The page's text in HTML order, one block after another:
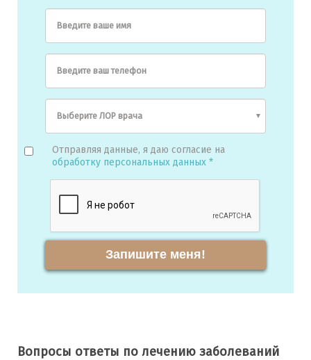
Введите ваше имя
Введите ваш телефон
Отправляя данные, я даю согласие на
обработку персональных данных *
Запишите меня!
Вопросы ответы по лечению заболеваний